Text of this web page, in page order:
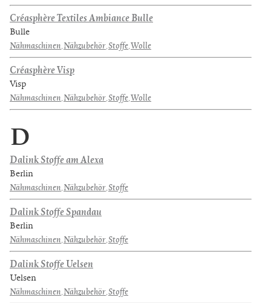
Créasphère Textiles Ambiance Bulle
Bulle
Nähmaschinen,Nähzubehör,Stoffe,Wolle
Créasphère Visp
Visp
Nähmaschinen,Nähzubehör,Stoffe,Wolle
D
Dalink Stoffe am Alexa
Berlin
Nähmaschinen,Nähzubehör,Stoffe
Dalink Stoffe Spandau
Berlin
Nähmaschinen,Nähzubehör,Stoffe
Dalink Stoffe Uelsen
Uelsen
Nähmaschinen,Nähzubehör,Stoffe